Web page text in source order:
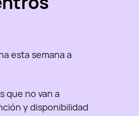
esta semana a
que no van a
y disponibilidad